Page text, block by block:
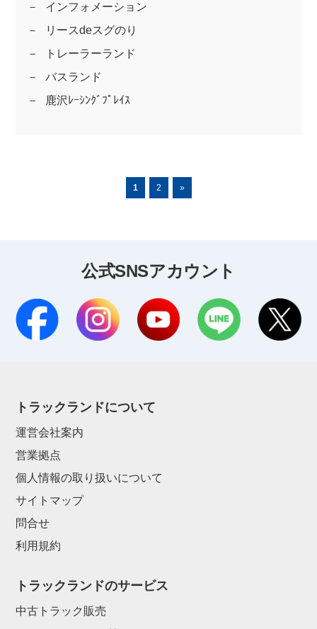
インフォメーション
リースdeスグのり
トレーラーランド
バスランド
鹿沢ﾚｰｼﾝｸﾞﾌﾟﾚｲｽ
1 2 »
公式SNSアカウント
トラックランドについて
運営会社案内
営業拠点
個人情報の取り扱いについて
サイトマップ
問合せ
利用規約
トラックランドのサービス
中古トラック販売